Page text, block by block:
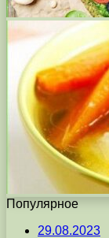
Популярное
29.08.2023